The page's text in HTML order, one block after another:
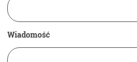
Wiadomość